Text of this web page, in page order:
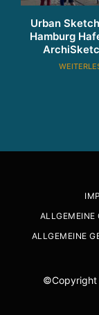
Urban
Hamburg
ALLGEMEINE
ALLGEMEINE
©Copyright